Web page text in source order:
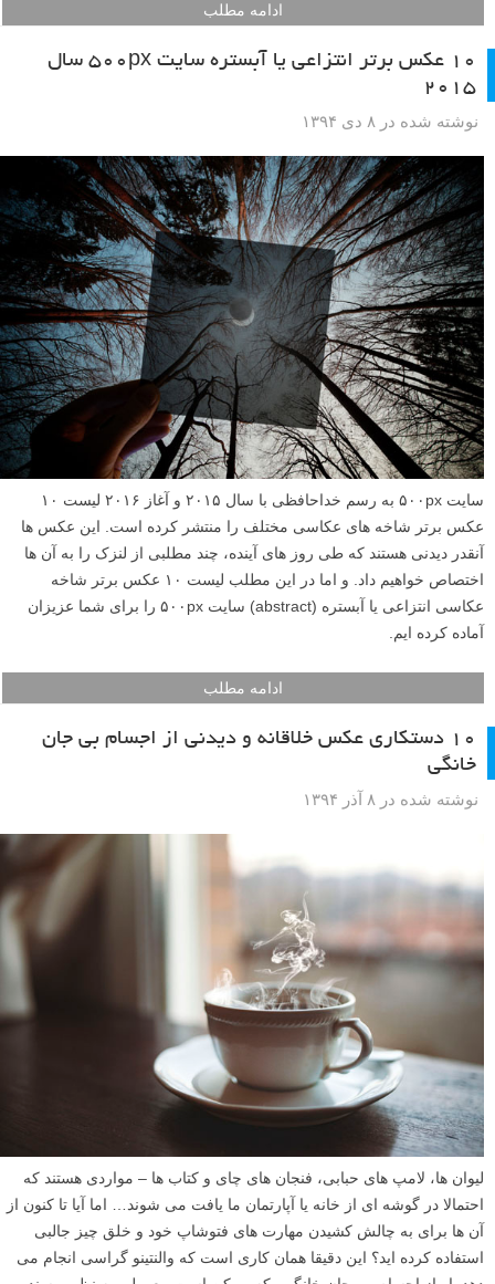
ادامه مطلب
۱۰ عکس برتر انتزاعی یا آبستره سایت ۵۰۰px سال
۲۰۱۵
نوشته شده در ۸ دی ۱۳۹۴
سایت ۵۰۰px به رسم خداحافظی با سال ۲۰۱۵ و آغاز ۲۰۱۶ لیست ۱۰
عکس برتر شاخه های عکاسی مختلف را منتشر کرده است. این عکس ها
آنقدر دیدنی هستند که طی روز های آینده، چند مطلبی از لنزک را به آن ها
اختصاص خواهیم داد. و اما در این مطلب لیست ۱۰ عکس برتر شاخه
عکاسی انتزاعی یا آبستره (abstract) سایت ۵۰۰px را برای شما عزیزان
آماده کرده ایم.
ادامه مطلب
۱۰ دستکاری عکس خلاقانه و دیدنی از اجسام بی جان
خانگی
نوشته شده در ۸ آذر ۱۳۹۴
لیوان ها، لامپ های حبابی، فنجان های چای و کتاب ها – مواردی هستند که
احتمالا در گوشه ای از خانه یا آپارتمان ما یافت می شوند… اما آیا تا کنون از
آن ها برای به چالش کشیدن مهارت های فتوشاپ خود و خلق چیز جالبی
استفاده کرده اید؟ این دقیقا همان کاری است که والنتینو گراسی انجام می